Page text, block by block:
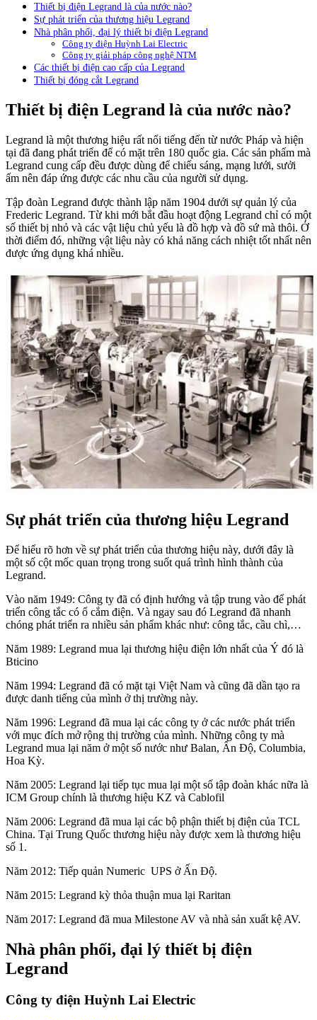
Thiết bị điện Legrand là của nước nào?
Sự phát triển của thương hiệu Legrand
Nhà phân phối, đại lý thiết bị điện Legrand
Công ty điện Huỳnh Lai Electric
Công ty giải pháp công nghệ NTM
Các thiết bị điện cao cấp của Legrand
Thiết bị đóng cắt Legrand
Thiết bị điện Legrand là của nước nào?
Legrand là một thương hiệu rất nổi tiếng đến từ nước Pháp và hiện
tại đã đang phát triển để có mặt trên 180 quốc gia. Các sản phẩm mà
Legrand cung cấp đều được dùng để chiếu sáng, mạng lưới, sưởi
ấm nên đáp ứng được các nhu cầu của người sử dụng.
Tập đoàn Legrand được thành lập năm 1904 dưới sự quản lý của
Frederic Legrand. Từ khi mới bắt đầu hoạt động Legrand chỉ có một
số thiết bị nhỏ và các vật liệu chủ yếu là đồ hợp và đồ sứ mà thôi. Ở
thời điểm đó, những vật liệu này có khả năng cách nhiệt tốt nhất nên
được ứng dụng khá nhiều.
Sự phát triển của thương hiệu Legrand
Để hiểu rõ hơn về sự phát triển của thương hiệu này, dưới đây là
một số cột mốc quan trọng trong suốt quá trình hình thành của
Legrand.
Vào năm 1949: Công ty đã có định hướng và tập trung vào để phát
triển công tắc có ổ cắm điện. Và ngay sau đó Legrand đã nhanh
chóng phát triển ra nhiều sản phẩm khác như: công tắc, cầu chì,…
Năm 1989: Legrand mua lại thương hiệu điện lớn nhất của Ý đó là
Bticino
Năm 1994: Legrand đã có mặt tại Việt Nam và cũng đã dần tạo ra
được danh tiếng của mình ở thị trường này.
Năm 1996: Legrand đã mua lại các công ty ở các nước phát triển
với mục đích mở rộng thị trường của mình. Những công ty mà
Legrand mua lại năm ở một số nước như Balan, Ấn Độ, Columbia,
Hoa Kỳ.
Năm 2005: Legrand lại tiếp tục mua lại một số tập đoàn khác nữa là
ICM Group chính là thương hiệu KZ và Cablofil
Năm 2006: Legrand đã mua lại các bộ phận thiết bị điện của TCL
China. Tại Trung Quốc thương hiệu này được xem là thương hiệu
số 1.
Năm 2012: Tiếp quản Numeric UPS ở Ấn Độ.
Năm 2015: Legrand kỳ thỏa thuận mua lại Raritan
Năm 2017: Legrand đã mua Milestone AV và nhà sản xuất kệ AV.
Nhà phân phối, đại lý thiết bị điện
Legrand
Công ty điện Huỳnh Lai Electric